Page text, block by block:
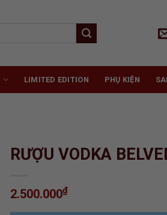
LIMITED EDITION PHỤ KIỆN
RƯỢU VODKA
2.500.000₫